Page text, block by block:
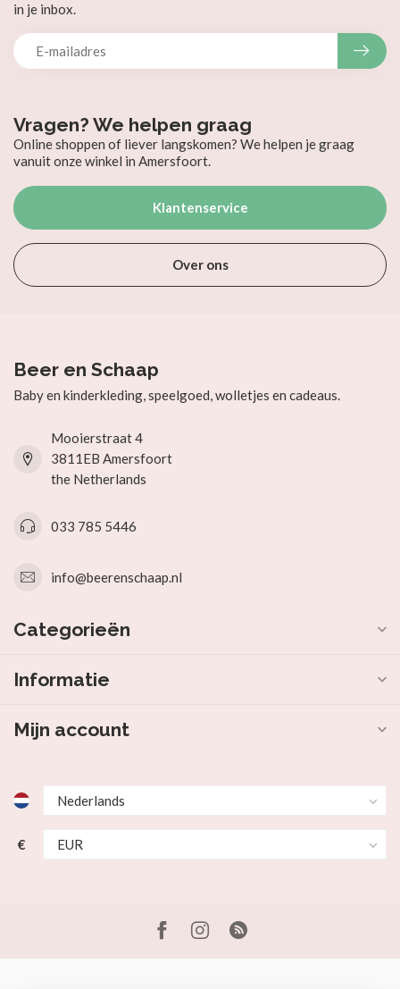
Vragen? We helpen graag
Online shoppen of liever langskomen? We helpen je graag
vanuit onze winkel in Amersfoort.
Klantenservice
Over ons
in je inbox.
Beer en Schaap
Baby en kinderkleding, speelgoed, wolletjes en cadeaus.
Mooierstraat 4
3811EB Amersfoort
the Netherlands
033 785 5446
info@beerenschaap.nl
Categorieën
Informatie
Mijn account
€